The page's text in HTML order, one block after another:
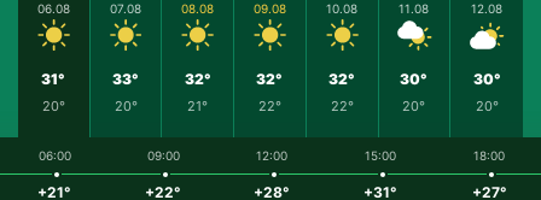
06.08
31°
20°
07.08
33°
20°
08.08
32°
21°
09.08
32°
22°
10.08
32°
22°
11.08
30°
20°
12.08
30°
20°
06:00
+21°
09:00
+22°
12:00
+28°
15:00
+31°
18:00
+27°